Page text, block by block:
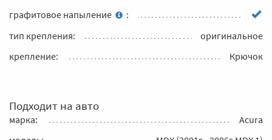
графитовое напыление
:
тип крепления:
оригинальное
крепление:
Крючок
Подходит на авто
марка:
Acura